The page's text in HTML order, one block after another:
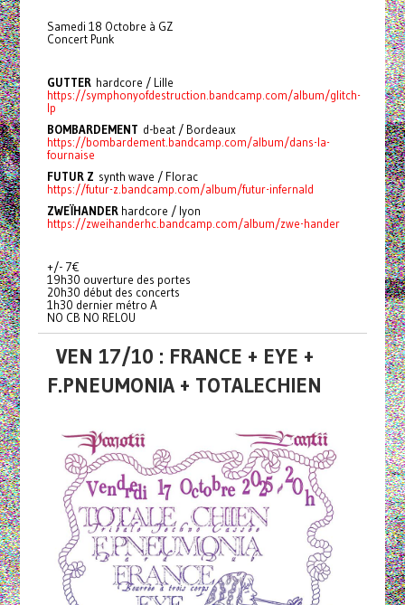
Samedi 18 Octobre à GZ
Concert Punk
GUTTERhardcore / Lille
https://symphonyofdestruction.bandcamp.com/album/glitch-
lp
BOMBARDEMENT d-beat / Bordeaux
https://bombardement.bandcamp.com/album/dans-la-
fournaise
FUTUR Z synth wave / Florac
https://futur-z.bandcamp.com/album/futur-infernald
ZWEÏHANDERhardcore / lyon
https://zweihanderhc.bandcamp.com/album/zwe-hander
+/- 7€
19h30 ouverture des portes
20h30 début des concerts
1h30 dernier métro A
NO CB NO RELOU
VEN 17/10 : FRANCE + EYE +
F.PNEUMONIA + TOTALECHIEN